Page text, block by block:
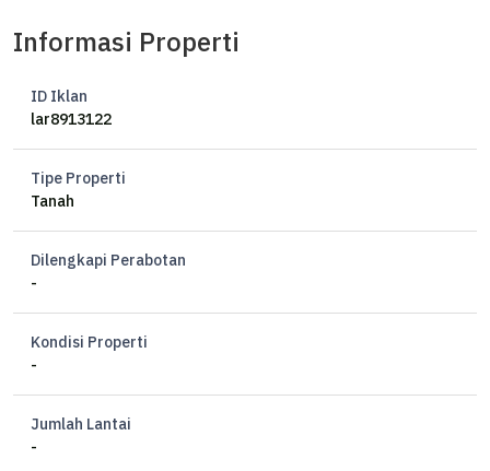
Informasi Properti
ID Iklan
lar8913122
Tipe Properti
Tanah
Dilengkapi Perabotan
-
Kondisi Properti
-
Jumlah Lantai
-